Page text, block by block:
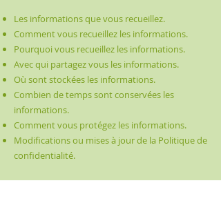
Les informations que vous recueillez.
Comment vous recueillez les informations.
Pourquoi vous recueillez les informations.
Avec qui partagez vous les informations.
Où sont stockées les informations.
Combien de temps sont conservées les
informations.
Comment vous protégez les informations.
Modifications ou mises à jour de la Politique de
confidentialité.